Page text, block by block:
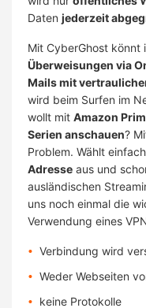
Daten jederzeit
Mit CyberGhost könnt
Überweisungen via
Mails mit
wird beim Surfen im
wollt mit Amazon
Serien anschauen?
Problem. Wählt
Adresse aus und
ausländischen
uns noch einmal die
Verwendung eines
Verbindung wird
Weder Webseiten
keine Protokolle